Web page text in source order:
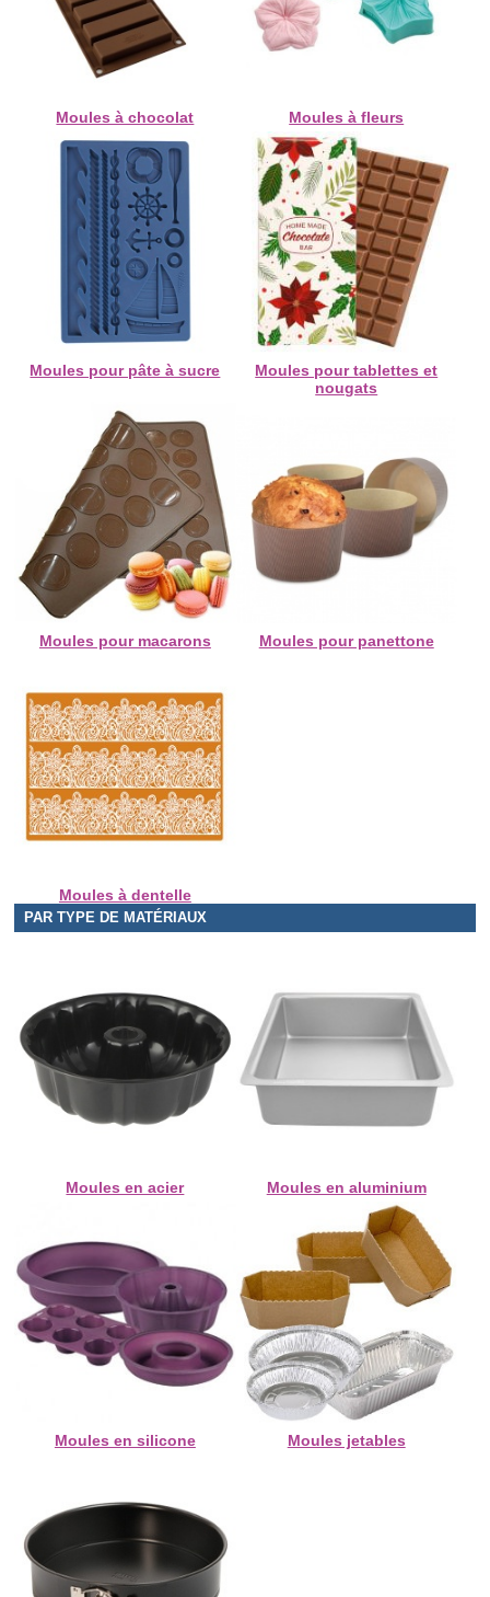
Moules à chocolat Moules à fleurs
Moules pour pâte à sucre
Moules pour tablettes et
nougats
Moules pour macarons Moules pour panettone
Moules à dentelle
PAR TYPE DE MATÉRIAUX
Moules en acier Moules en aluminium
Moules en silicone Moules jetables